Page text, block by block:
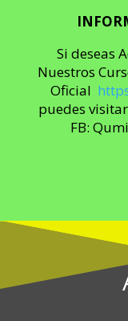
Si deseas
Nuestros
Oficial
puedes
FB: